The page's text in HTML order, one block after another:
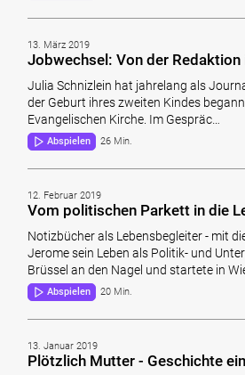
13. März 2019
Jobwechsel: Von der Redaktion
Julia Schnizlein hat jahrelang als
der Geburt ihres zweiten Kindes
Evangelischen Kirche. Im Gespräc…
Abspielen 26 Min.
12. Februar 2019
Vom politischen Parkett in die
Notizbücher als Lebensbegleiter - mit
Jerome sein Leben als Politik- und
Brüssel an den Nagel und startete in
Abspielen 20 Min.
13. Januar 2019
Plötzlich Mutter - Geschichte